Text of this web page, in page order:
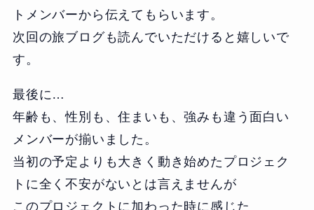
トメンバーから伝えてもらいます。
次回の旅ブログも読んでいただけると嬉しいで
す。
最後に…
年齢も、性別も、住まいも、強みも違う面白い
メンバーが揃いました。
当初の予定よりも大きく動き始めたプロジェク
トに全く不安がないとは言えませんが
このプロジェクトに加わった時に感じた